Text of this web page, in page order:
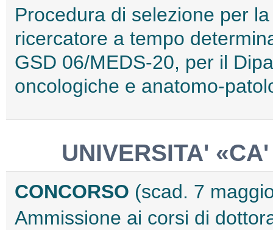
Procedura di selezione per
ricercatore a tempo
GSD 06/MEDS-20, per il
oncologiche e anatomo-
UNIVERSITA'
CONCORSO (scad. 7
Ammissione ai corsi di